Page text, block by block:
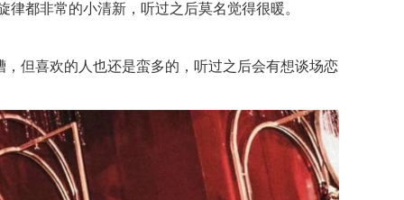
都非常的小清新，听过之后莫名觉得很暖。
但喜欢的人也还是蛮多的，听过之后会有想谈场恋